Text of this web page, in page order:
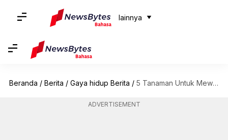
lainnya
Beranda / Berita / Gaya hidup Berita / 5 Tanaman Untuk Mewarnai Taman Anda Di Musim Dingin
ADVERTISEMENT